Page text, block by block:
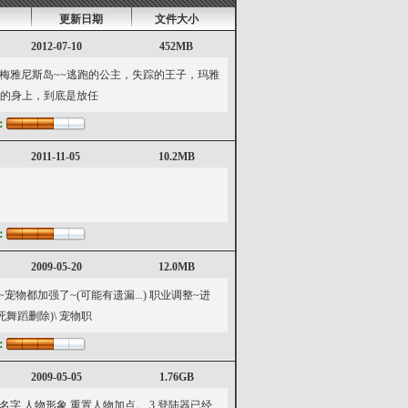
更新日期 文件大小
2012-07-10 452MB
雅尼斯岛~~逃跑的公主，失踪的王子，玛雅
身上，到底是放任
2011-11-05 10.2MB
2009-05-20 12.0MB
物都加强了~(可能有遗漏...) 职业调整~进
舞蹈删除)\ 宠物职
2009-05-05 1.76GB
字.人物形象.重置人物加点。 3.登陆器已经